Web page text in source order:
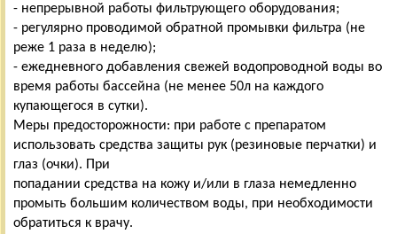
- непрерывной работы фильтрующего оборудования;
- регулярно проводимой обратной промывки фильтра (не
реже 1 раза в неделю);
- ежедневного добавления свежей водопроводной воды во
время работы бассейна (не менее 50л на каждого
купающегося в сутки).
Меры предосторожности: при работе с препаратом
использовать средства защиты рук (резиновые перчатки) и
глаз (очки). При
попадании средства на кожу и/или в глаза немедленно
промыть большим количеством воды, при необходимости
обратиться к врачу.